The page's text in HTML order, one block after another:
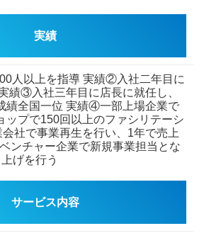
実績
人以上を指導 実績②入社二年目に
績③入社三年目に店長に就任し、
績全国一位 実績④一部上場企業で
ップで150回以上のファシリテーシ
社で事業再生を行い、1年で売上
ンチャー企業で新規事業担当とな
げを行う
サービス内容